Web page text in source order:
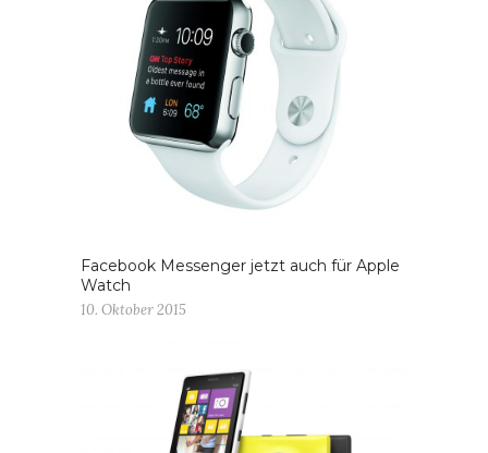
Facebook Messenger jetzt auch für Apple
Watch
10. Oktober 2015